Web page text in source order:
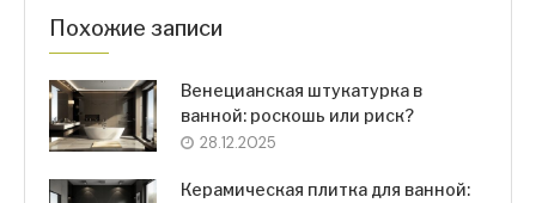
Похожие записи
Венецианская штукатурка в
ванной: роскошь или риск?
28.12.2025
Керамическая плитка для ванной: